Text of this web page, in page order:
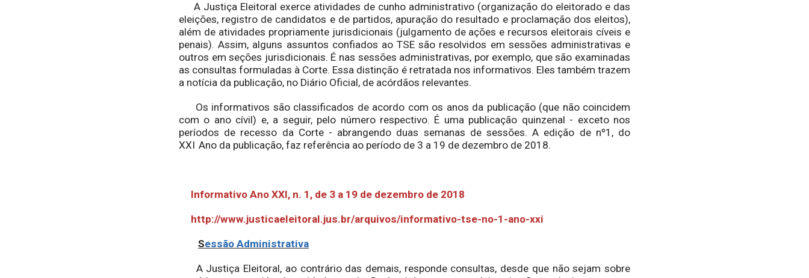
A Justiça Eleitoral exerce atividades de cunho administrativo (organização do eleitorado e das
eleições, registro de candidatos e de partidos, apuração do resultado e proclamação dos eleitos),
além de atividades propriamente jurisdicionais (julgamento de ações e recursos eleitorais cíveis e
penais). Assim, alguns assuntos confiados ao TSE são resolvidos em sessões administrativas e
outros em seções jurisdicionais. É nas sessões administrativas, por exemplo, que são examinadas
as consultas formuladas à Corte. Essa distinção é retratada nos informativos. Eles também trazem
a notícia da publicação, no Diário Oficial, de acórdãos relevantes.
Os informativos são classificados de acordo com os anos da publicação (que não coincidem
com o ano cívil) e, a seguir, pelo número respectivo. É uma publicação quinzenal - exceto nos
períodos de recesso da Corte - abrangendo duas semanas de sessões. A edição de nº1, do
XXI Ano da publicação, faz referência ao período de 3 a 19 de dezembro de 2018.
Informativo Ano XXI, n. 1, de 3 a 19 de dezembro de 2018
http://www.justicaeleitoral.jus.br/arquivos/informativo-tse-no-1-ano-xxi
Sessão Administrativa
A Justiça Eleitoral, ao contrário das demais, responde consultas, desde que não sejam sobre